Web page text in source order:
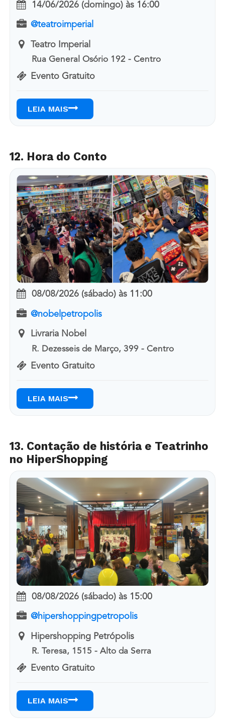
14/06/2026 (domingo) às 16:00
@teatroimperial
Teatro Imperial
Rua General Osório 192 - Centro
Evento Gratuito
LEIA MAIS
12. Hora do Conto
08/08/2026 (sábado) às 11:00
@nobelpetropolis
Livraria Nobel
R. Dezesseis de Março, 399 - Centro
Evento Gratuito
LEIA MAIS
13. Contação de história e Teatrinho
no HiperShopping
08/08/2026 (sábado) às 15:00
@hipershoppingpetropolis
Hipershopping Petrópolis
R. Teresa, 1515 - Alto da Serra
Evento Gratuito
LEIA MAIS